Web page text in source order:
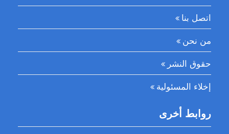
اتصل بنا
من نحن
حقوق النشر
إخلاء المسئولية
روابط أخرى